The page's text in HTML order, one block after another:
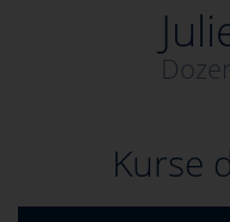
Kurse